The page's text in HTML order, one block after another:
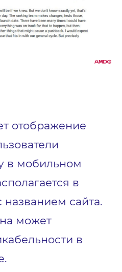
отображение
в мобильном
в
сайта.
может
в